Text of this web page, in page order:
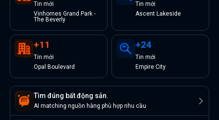
Tin mới
Vinhomes Grand Park -
The Beverly
Tin mới
Ascent Lakeside
+11
Tin mới
Opal Boulevard
+24
Tin mới
Empire City
Tìm đúng bất động sản.
AI matching nguồn hàng phù hợp nhu cầu